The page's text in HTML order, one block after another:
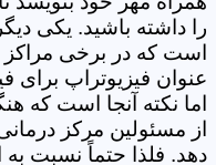
را داشته باشید. یکی
است که در برخی
عنوان فیزیوتراپ برای
اما نکته آنجا است که
از مسئولین مرکز
دهد. فلذا حتماً نسبت به